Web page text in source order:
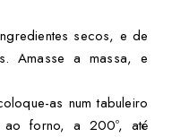
secos, e de
Amasse a massa, e
as num tabuleiro
forno, a 200º, até